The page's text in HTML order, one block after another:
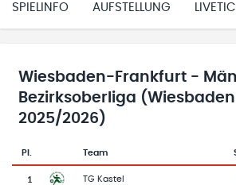
SPIELINFO AUFSTELLUNG
Wiesbaden-Frankfurt -
Bezirksoberliga
2025/2026)
Tabelle mit Vereinsplatzierungen, Spielen, Toren
Pl.
Team-Logo
Team
1 TG Kastel